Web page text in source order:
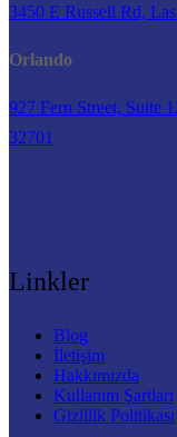
3450 E Russell Rd,
Orlando
927 Fern Street, Suite
32701
Linkler
Blog
İletişim
Hakkımızda
Kullanım Şartları
Gizlilik Politikası